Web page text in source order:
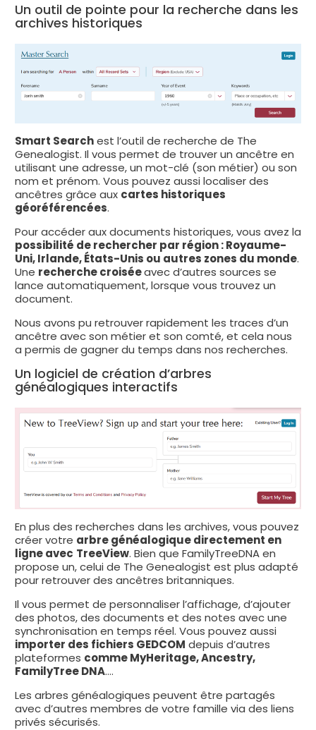
Un outil de pointe pour la recherche dans les
archives historiques
Smart Searchest l’outil de recherche de The
Genealogist. Il vous permet de trouver un ancêtre en
utilisant une adresse, un mot-clé (son métier) ou son
nom et prénom. Vous pouvez aussi localiser des
ancêtres grâce aux cartes historiques
géoréférencées.
Pour accéder aux documents historiques, vous avez la
possibilité de rechercher par région : Royaume-
Uni, Irlande, États-Unis ou autres zones du monde.
Une recherche croiséeavec d’autres sources se
lance automatiquement, lorsque vous trouvez un
document.
Nous avons pu retrouver rapidement les traces d’un
ancêtre avec son métier et son comté, et cela nous
a permis de gagner du temps dans nos recherches.
Un logiciel de création d’arbres
généalogiques interactifs
En plus des recherches dans les archives, vous pouvez
créer votre arbre généalogique directement en
ligne avec TreeView. Bien que FamilyTreeDNA en
propose un, celui de The Genealogist est plus adapté
pour retrouver des ancêtres britanniques.
Il vous permet de personnaliser l’affichage, d’ajouter
des photos, des documents et des notes avec une
synchronisation en temps réel. Vous pouvez aussi
importer des fichiers GEDCOM depuis d’autres
plateformes comme MyHeritage, Ancestry,
FamilyTree DNA….
Les arbres généalogiques peuvent être partagés
avec d’autres membres de votre famille via des liens
privés sécurisés.